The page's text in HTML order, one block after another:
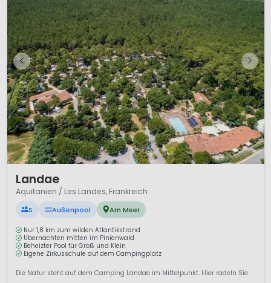
Landae
Aquitanien / Les Landes, Frankreich
S Außenpool Am Meer
Nur 1,8 km zum wilden Atlantikstrand
Übernachten mitten im Pinienwald
Beheizter Pool für Groß und Klein
Eigene Zirkusschule auf dem Campingplatz
Die Natur steht auf dem Camping Landae im Mittelpunkt. Hier radeln Sie